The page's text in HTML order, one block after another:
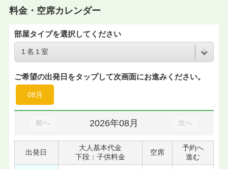
料金・空席カレンダー
部屋タイプを選択してください
ご希望の出発日をタップして次画面にお進みください。
08月
前へ 2026年08月 次へ
出発日
大人基本代金
下段：子供料金
空席
予約へ
進む